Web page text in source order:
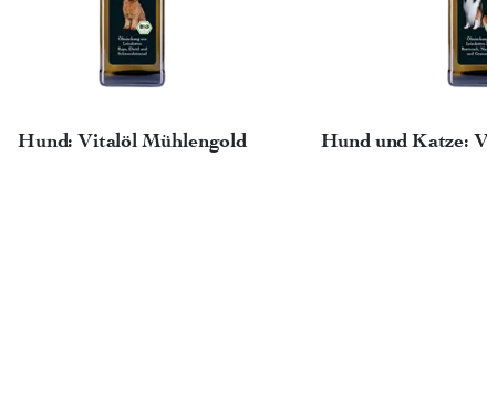
Hund: Vitalöl Mühlengold Hund und Katze: